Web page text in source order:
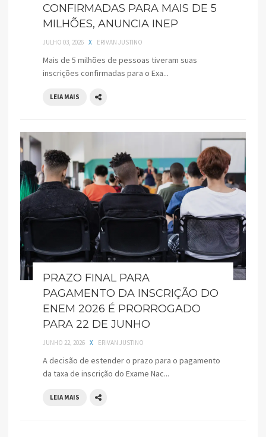
CONFIRMADAS PARA MAIS DE 5
MILHÕES, ANUNCIA INEP
JULHO 03, 2026 X ERIVAN JUSTINO
Mais de 5 milhões de pessoas tiveram suas
inscrições confirmadas para o Exa...
LEIA MAIS
PRAZO FINAL PARA
PAGAMENTO DA INSCRIÇÃO DO
ENEM 2026 É PRORROGADO
PARA 22 DE JUNHO
JUNHO 22, 2026 X ERIVAN JUSTINO
A decisão de estender o prazo para o pagamento
da taxa de inscrição do Exame Nac...
LEIA MAIS